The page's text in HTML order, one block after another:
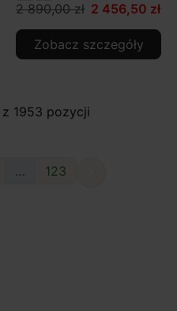
2 890,00 zł 2 456,50 zł
Zobacz szczegóły
z 1953 pozycji
… 123